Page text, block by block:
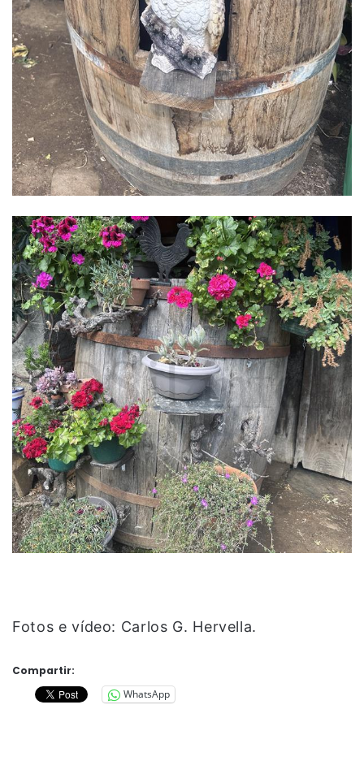
Fotos e vídeo: Carlos G. Hervella.
Compartir:
WhatsApp